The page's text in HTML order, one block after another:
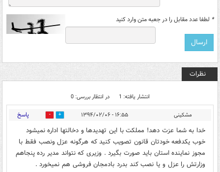
* لطفا عدد مقابل را در جعبه متن وارد کنید
نظرات
انتشار یافته: 1 در انتظار بررسی: 0
مشکینی ۱۶:۵۵ - ۱۳۹۴/۰۲/۰۶ 0 پاسخ
خدا به شما عزت دهد! مملکت با این تهدیدها و دخالتها اداره نمیشود
خوب یکدفعه خودتان قانون تصویب کنید که هرگونه عزل ونصب فقط با
مجوز نماینده استان باید صورت بگیرد . وزیری که نتواند مدیر رده پنجاهم
وزارتش را عزل و یا نصب کند بدرد بادمجان فروشی هم نمیخورد .